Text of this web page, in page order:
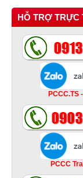
HỖ TRỢ TRỰC
PCCC.TS
PCCC